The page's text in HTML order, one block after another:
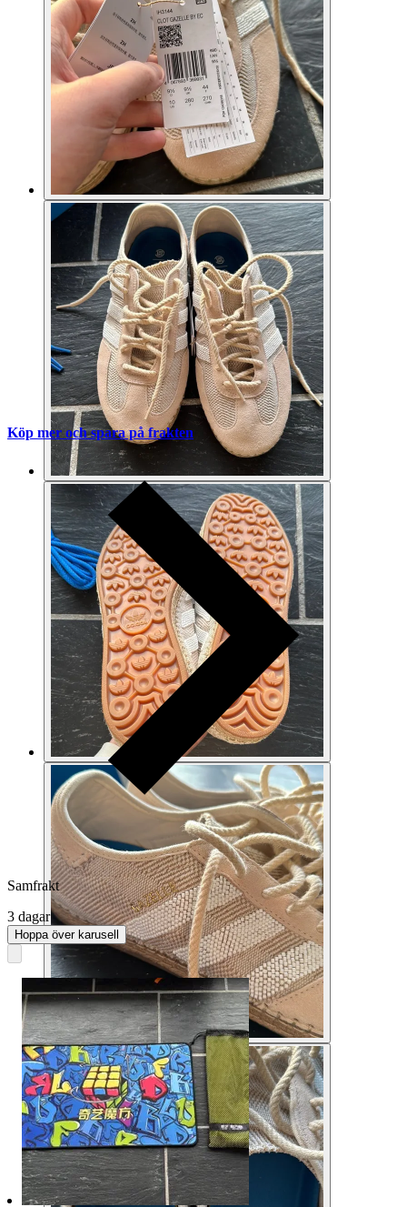
Köp mer och spara på frakten
Samfrakt
3 dagar
Hoppa över karusell